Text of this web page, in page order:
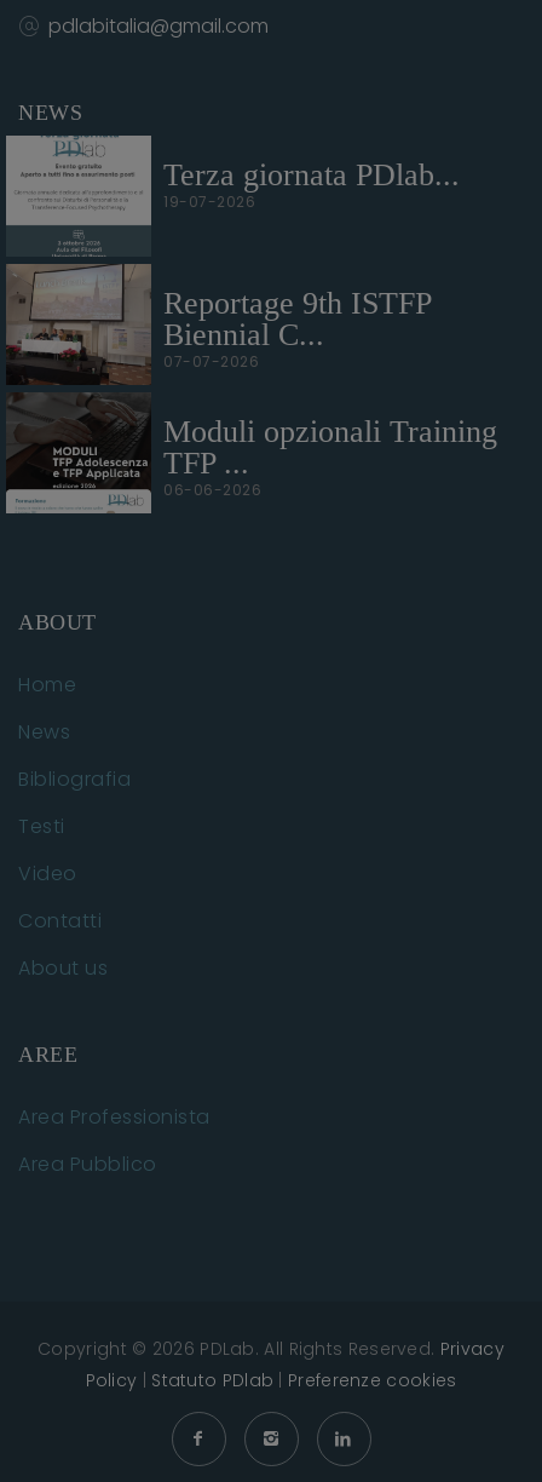
pdlabitalia@gmail.com
NEWS
Terza giornata PDlab...
19-07-2026
Reportage 9th ISTFP
Biennial C...
07-07-2026
Moduli opzionali Training
TFP ...
06-06-2026
ABOUT
Home
News
Bibliografia
Testi
Video
Contatti
About us
AREE
Area Professionista
Area Pubblico
Copyright © 2026 PDLab. All Rights Reserved. Privacy
Policy
Statuto PDlab Preferenze cookies